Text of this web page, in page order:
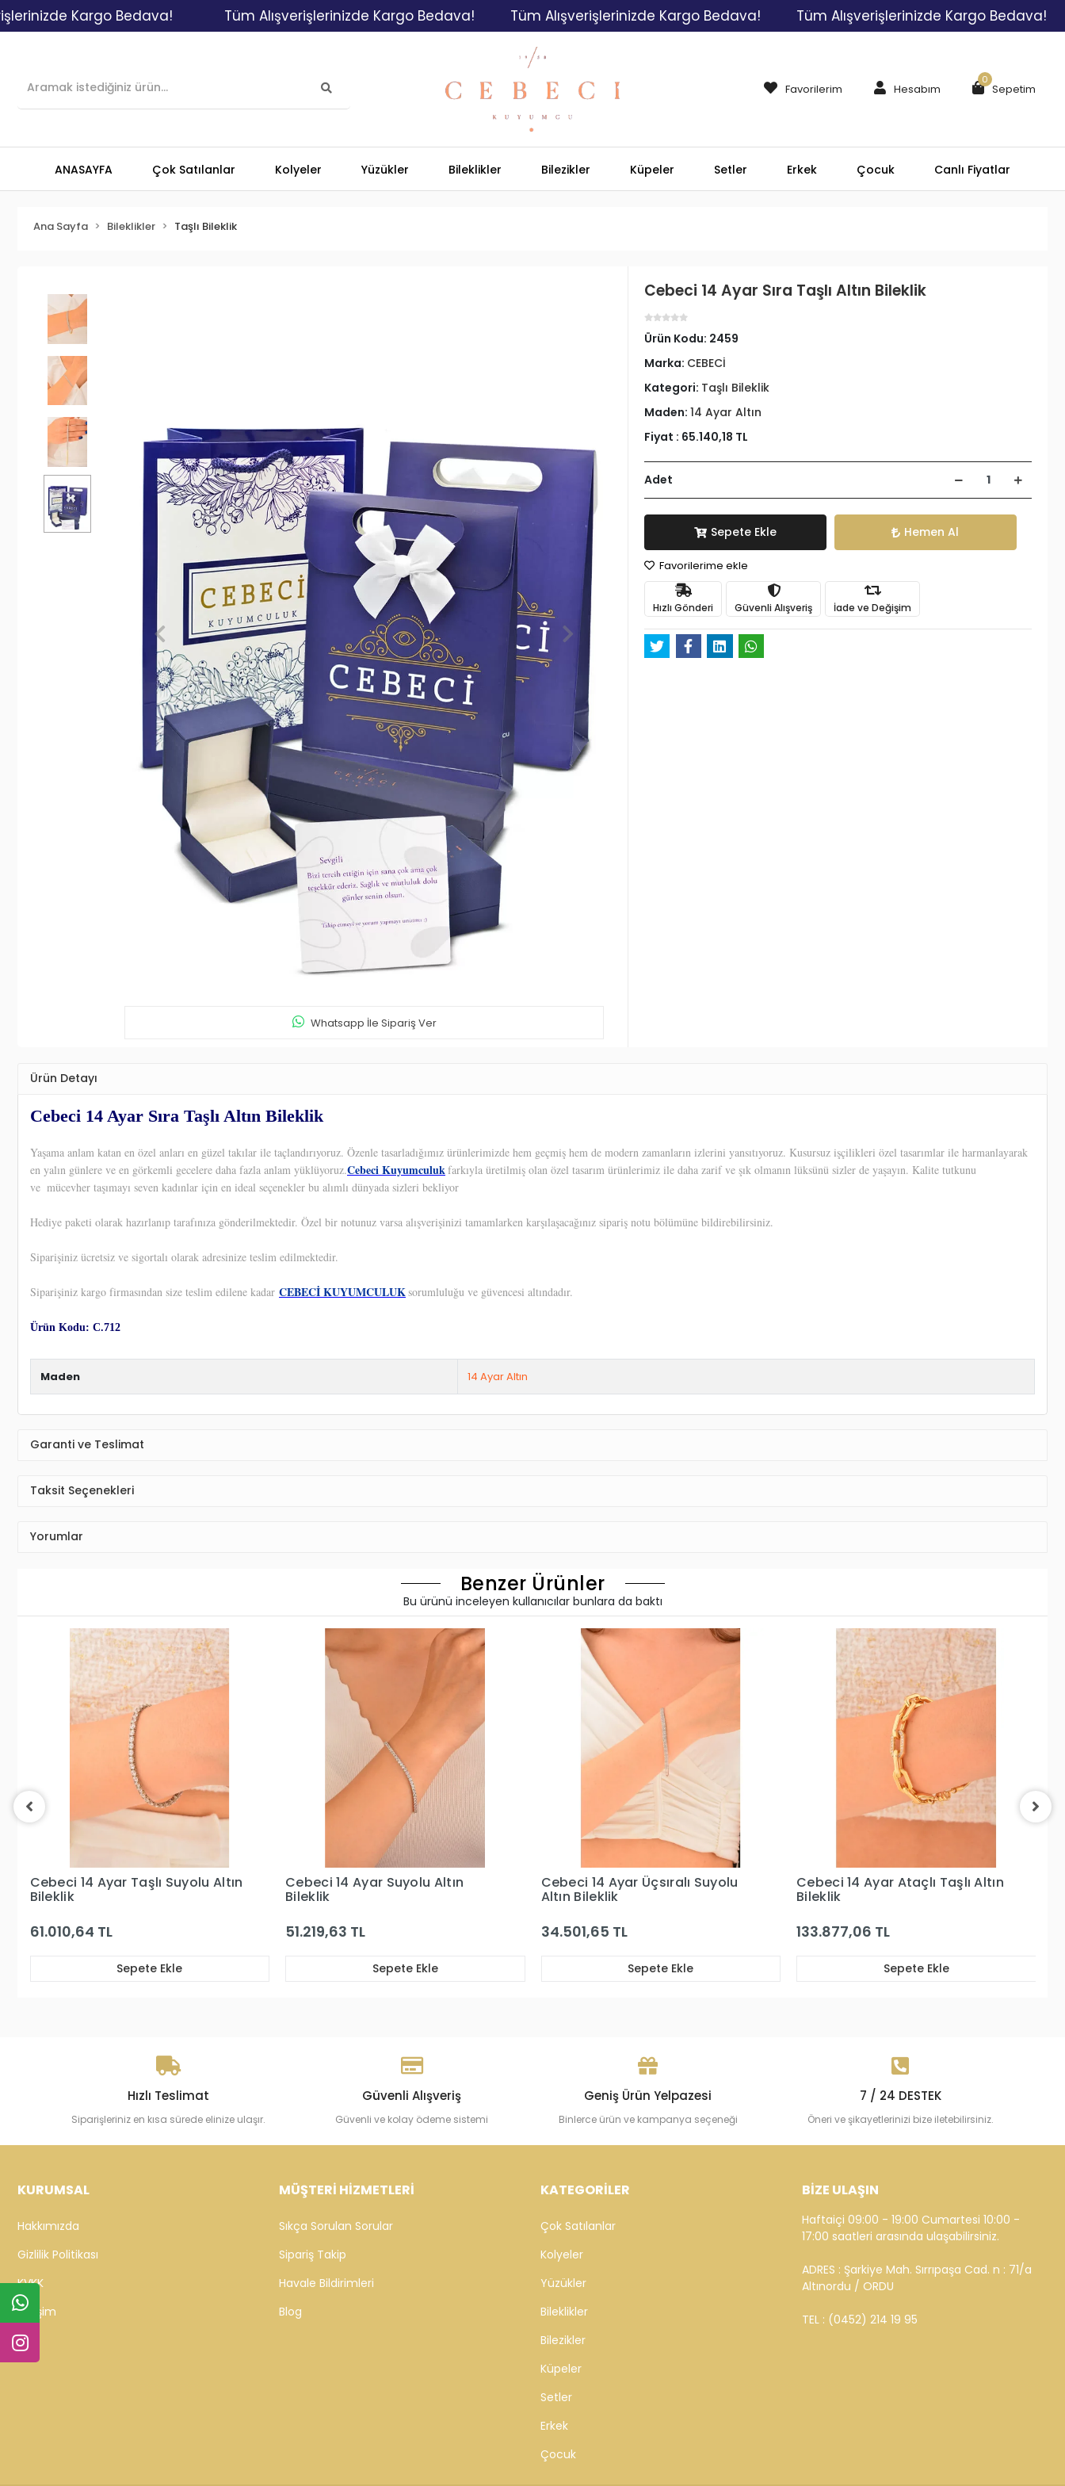
Kargo Bedava! Tüm Alışverişlerinizde Kargo Bedava! Tüm Alışverişlerinizde Kargo Bedava! Tüm Alışverişlerinizde Kargo Bedava!
Favorilerim Hesabım Sepetim
0
ANASAYFA Çok Satılanlar Kolyeler Yüzükler Bileklikler Bilezikler Küpeler Setler Erkek Çocuk Canlı Fiyatlar
Ana Sayfa Bileklikler Taşlı Bileklik
Whatsapp İle Sipariş Ver
Cebeci 14 Ayar Sıra Taşlı Altın Bileklik
Ürün Kodu: 2459
Marka: CEBECİ
Kategori: Taşlı Bileklik
Maden: 14 Ayar Altın
Fiyat : 65.140,18 TL
Adet
Sepete Ekle Hemen Al
Favorilerime ekle
Hızlı Gönderi Güvenli Alışveriş İade ve Değişim
Ürün Detayı
Cebeci 14 Ayar Sıra Taşlı Altın Bileklik
Yaşama anlam katan en özel anları en güzel takılar ile taçlandırıyoruz. Özenle tasarladığımız ürünlerimizde hem geçmiş hem de modern zamanların izlerini yansıtıyoruz. Kusursuz işçilikleri özel tasarımlar ile harmanlayarak
en yalın günlere ve en görkemli gecelere daha fazla anlam yüklüyoruz.Cebeci Kuyumculukfarkıyla üretilmiş olan özel tasarım ürünlerimiz ile daha zarif ve şık olmanın lüksünü sizler de yaşayın. Kalite tutkunu
ve mücevher taşımayı seven kadınlar için en ideal seçenekler bu alımlı dünyada sizleri bekliyor
Hediye paketi olarak hazırlanıp tarafınıza gönderilmektedir. Özel bir notunuz varsa alışverişinizi tamamlarken karşılaşacağınız sipariş notu bölümüne bildirebilirsiniz.
Siparişiniz ücretsiz ve sigortalı olarak adresinize teslim edilmektedir.
Siparişiniz kargo firmasından size teslim edilene kadar CEBECİ KUYUMCULUKsorumluluğu ve güvencesi altındadır.
Ürün Kodu: C.712
Maden 14 Ayar Altın
Garanti ve Teslimat
Taksit Seçenekleri
Yorumlar
Benzer Ürünler
Bu ürünü inceleyen kullanıcılar bunlara da baktı
Cebeci 14 Ayar Suyolu Altın
Bileklik
51.219,63 TL
Sepete Ekle
Cebeci 14 Ayar Üçsıralı Suyolu
Altın Bileklik
34.501,65 TL
Sepete Ekle
Cebeci 14 Ayar Ataçlı Taşlı Altın
Bileklik
133.877,06 TL
Sepete Ekle
Cebeci 14 Ayar Su Yolu Rose
Altın Bileklik
48.955,04 TL
Sepete Ekle
Hızlı Teslimat
Siparişleriniz en kısa sürede elinize ulaşır.
Güvenli Alışveriş
Güvenli ve kolay ödeme sistemi
Geniş Ürün Yelpazesi
Binlerce ürün ve kampanya seçeneği
7 / 24 DESTEK
Öneri ve şikayetlerinizi bize iletebilirsiniz.
KURUMSAL
Hakkımızda
Gizlilik Politikası
KVKK
İletişim
MÜŞTERİ HİZMETLERİ
Sıkça Sorulan Sorular
Sipariş Takip
Havale Bildirimleri
Blog
KATEGORİLER
Çok Satılanlar
Kolyeler
Yüzükler
Bileklikler
Bilezikler
Küpeler
Setler
Erkek
Çocuk
BİZE ULAŞIN
Haftaiçi 09:00 - 19:00 Cumartesi 10:00 -
17:00 saatleri arasında ulaşabilirsiniz.
ADRES : Şarkiye Mah. Sırrıpaşa Cad. n : 71/a
Altınordu / ORDU
TEL : (0452) 214 19 95